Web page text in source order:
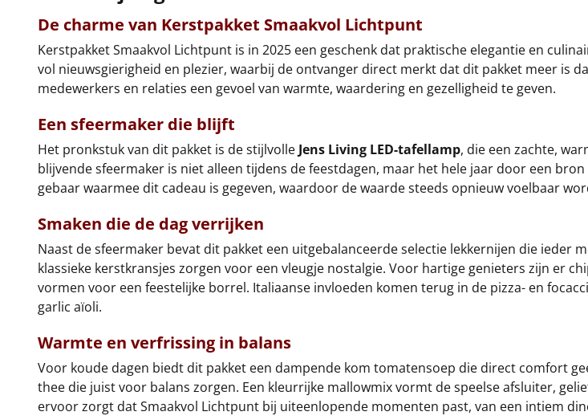
De charme van Kerstpakket Smaakvol Lichtpunt
Kerstpakket Smaakvol Lichtpunt is in 2025 een geschenk dat praktische elegantie en
vol nieuwsgierigheid en plezier, waarbij de ontvanger direct merkt dat dit pakket meer is
medewerkers en relaties een gevoel van warmte, waardering en gezelligheid te geven.
Een sfeermaker die blijft
Het pronkstuk van dit pakket is de stijlvolle Jens Living LED-tafellamp, die een zachte,
blijvende sfeermaker is niet alleen tijdens de feestdagen, maar het hele jaar door een
gebaar waarmee dit cadeau is gegeven, waardoor de waarde steeds opnieuw voelbaar
Smaken die de dag verrijken
Naast de sfeermaker bevat dit pakket een uitgebalanceerde selectie lekkernijen die ieder
klassieke kerstkransjes zorgen voor een vleugje nostalgie. Voor hartige genieters zijn er
vormen voor een feestelijke borrel. Italiaanse invloeden komen terug in de pizza- en
garlic aïoli.
Warmte en verfrissing in balans
Voor koude dagen biedt dit pakket een dampende kom tomatensoep die direct comfort
thee die juist voor balans zorgen. Een kleurrijke mallowmix vormt de speelse afsluiter,
ervoor zorgt dat Smaakvol Lichtpunt bij uiteenlopende momenten past, van een intiem